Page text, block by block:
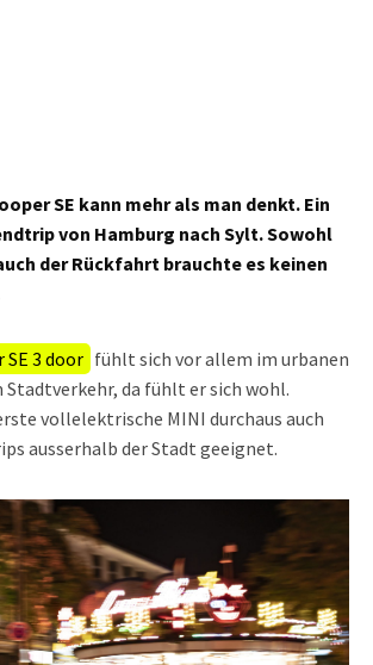
SE kann mehr als man denkt. Ein
von Hamburg nach Sylt. Sowohl
der Rückfahrt brauchte es keinen
SE 3 door fühlt sich vor allem im urbanen
Stadtverkehr, da fühlt er sich wohl.
vollelektrische MINI durchaus auch
ausserhalb der Stadt geeignet.